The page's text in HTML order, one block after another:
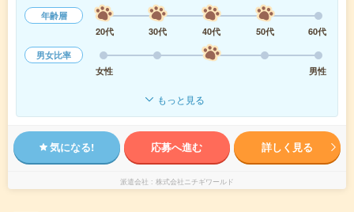
年齢層
20代
30代 40代 50代
60代
男女比率
女性
男性
もっと見る
気になる! 応募へ進む 詳しく見る
派遣会社 株式会社ニチギワールド